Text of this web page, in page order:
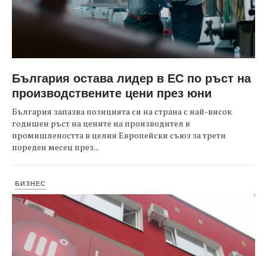
България остава лидер в ЕС по ръст на
производствените цени през юни
България запазва позицията си на страна с най-висок
годишен ръст на цените на производител в
промишлеността в целия Европейски съюз за трети
пореден месец през...
БИЗНЕС